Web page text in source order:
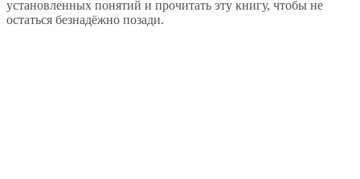
установленных понятий и прочитать эту книгу, чтобы не
остаться безнадёжно позади.